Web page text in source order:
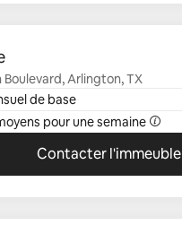
Boulevard, Arlington, TX
de base
pour une semaine
Contacter l'immeuble